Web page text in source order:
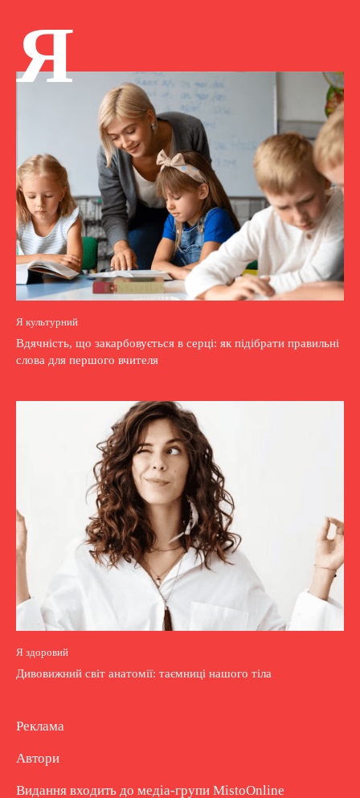
Я
Я культурний
Вдячність, що закарбовується в серці: як підібрати правильні
слова для першого вчителя
Я здоровий
Дивовижний світ анатомії: таємниці нашого тіла
Реклама
Автори
Видання входить до медіа-групи MistoOnline